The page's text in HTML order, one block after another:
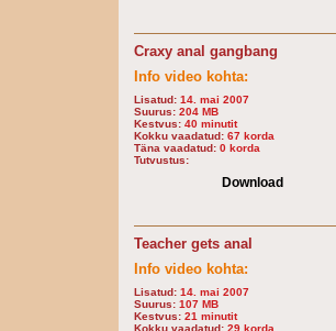
Craxy anal gangbang
Info video kohta:
Lisatud: 14. mai 2007
Suurus: 204 MB
Kestvus: 40 minutit
Kokku vaadatud: 67 korda
Täna vaadatud: 0 korda
Tutvustus:
Download
Teacher gets anal
Info video kohta:
Lisatud: 14. mai 2007
Suurus: 107 MB
Kestvus: 21 minutit
Kokku vaadatud: 29 korda